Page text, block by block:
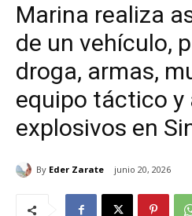
Marina realiza
de un vehículo,
droga, armas,
equipo táctico
explosivos en
By Eder Zarate junio 20, 2026